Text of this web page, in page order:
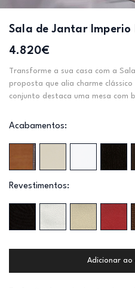
Sala de Jantar Imperio II
4.820€
Transforme a sua casa com a
proposta que alia charme
conjunto destaca uma mesa com
Acabamentos:
Revestimentos:
Adicionar ao